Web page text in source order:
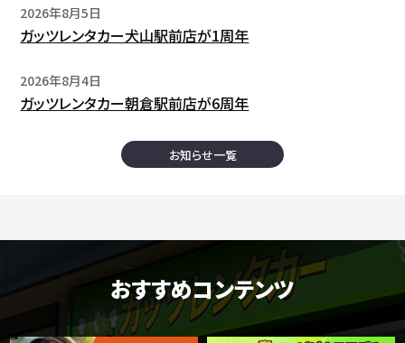
2026年8月5日
ガッツレンタカー犬山駅前店が1周年
2026年8月4日
ガッツレンタカー朝倉駅前店が6周年
お知らせ一覧
おすすめコンテンツ